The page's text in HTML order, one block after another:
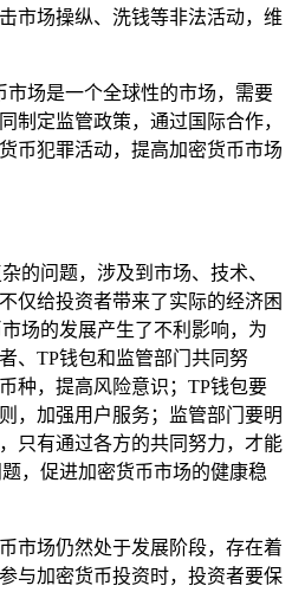
市场操纵、洗钱等非法活动，维
市场是一个全球性的市场，需要
制定监管政策，通过国际合作，
币犯罪活动，提高加密货币市场
的问题，涉及到市场、技术、
仅给投资者带来了实际的经济困
场的发展产生了不利影响，为
、TP钱包和监管部门共同努
种，提高风险意识；TP钱包要
，加强用户服务；监管部门要明
只有通过各方的共同努力，才能
，促进加密货币市场的健康稳
市场仍然处于发展阶段，存在着
与加密货币投资时，投资者要保